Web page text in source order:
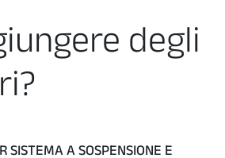
DINAMICO
quantità
degli
SISTEMA A SOSPENSIONE E